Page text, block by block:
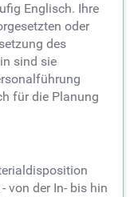
Englisch. Ihre
oder
des
sind sie
für die Planung
von der In- bis hin